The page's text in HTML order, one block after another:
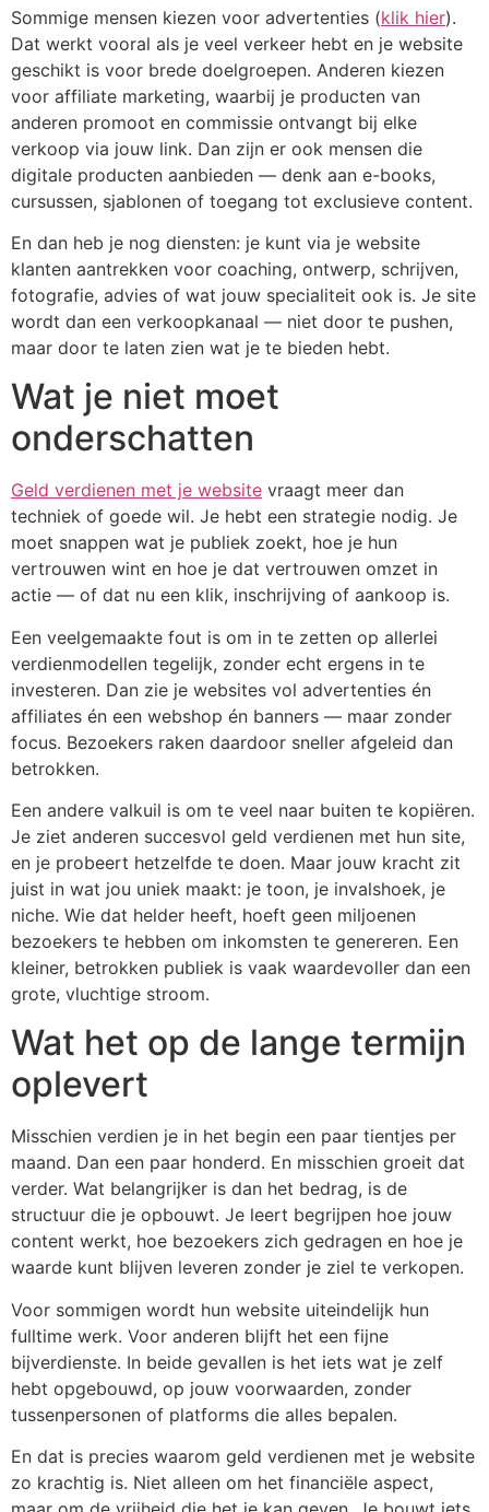
Sommige mensen kiezen voor advertenties (klik hier).
Dat werkt vooral als je veel verkeer hebt en je website
geschikt is voor brede doelgroepen. Anderen kiezen
voor affiliate marketing, waarbij je producten van
anderen promoot en commissie ontvangt bij elke
verkoop via jouw link. Dan zijn er ook mensen die
digitale producten aanbieden — denk aan e-books,
cursussen, sjablonen of toegang tot exclusieve content.
En dan heb je nog diensten: je kunt via je website
klanten aantrekken voor coaching, ontwerp, schrijven,
fotografie, advies of wat jouw specialiteit ook is. Je site
wordt dan een verkoopkanaal — niet door te pushen,
maar door te laten zien wat je te bieden hebt.
Wat je niet moet
onderschatten
Geld verdienen met je website vraagt meer dan
techniek of goede wil. Je hebt een strategie nodig. Je
moet snappen wat je publiek zoekt, hoe je hun
vertrouwen wint en hoe je dat vertrouwen omzet in
actie — of dat nu een klik, inschrijving of aankoop is.
Een veelgemaakte fout is om in te zetten op allerlei
verdienmodellen tegelijk, zonder echt ergens in te
investeren. Dan zie je websites vol advertenties én
affiliates én een webshop én banners — maar zonder
focus. Bezoekers raken daardoor sneller afgeleid dan
betrokken.
Een andere valkuil is om te veel naar buiten te kopiëren.
Je ziet anderen succesvol geld verdienen met hun site,
en je probeert hetzelfde te doen. Maar jouw kracht zit
juist in wat jou uniek maakt: je toon, je invalshoek, je
niche. Wie dat helder heeft, hoeft geen miljoenen
bezoekers te hebben om inkomsten te genereren. Een
kleiner, betrokken publiek is vaak waardevoller dan een
grote, vluchtige stroom.
Wat het op de lange termijn
oplevert
Misschien verdien je in het begin een paar tientjes per
maand. Dan een paar honderd. En misschien groeit dat
verder. Wat belangrijker is dan het bedrag, is de
structuur die je opbouwt. Je leert begrijpen hoe jouw
content werkt, hoe bezoekers zich gedragen en hoe je
waarde kunt blijven leveren zonder je ziel te verkopen.
Voor sommigen wordt hun website uiteindelijk hun
fulltime werk. Voor anderen blijft het een fijne
bijverdienste. In beide gevallen is het iets wat je zelf
hebt opgebouwd, op jouw voorwaarden, zonder
tussenpersonen of platforms die alles bepalen.
En dat is precies waarom geld verdienen met je website
zo krachtig is. Niet alleen om het financiële aspect,